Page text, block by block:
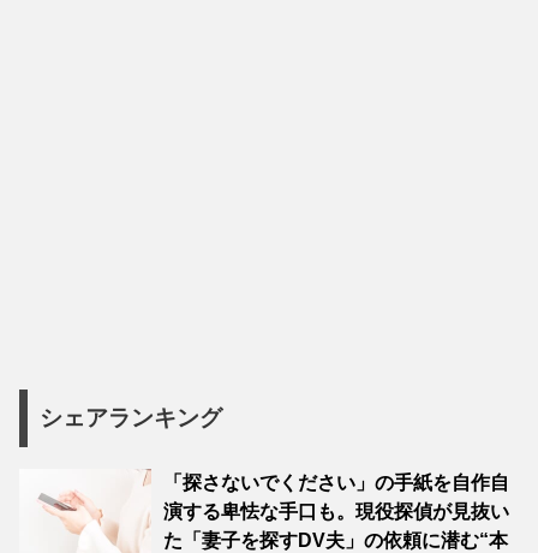
シェアランキング
「探さないでください」の手紙を自作自
演する卑怯な手口も。現役探偵が見抜い
た「妻子を探すDV夫」の依頼に潜む“本